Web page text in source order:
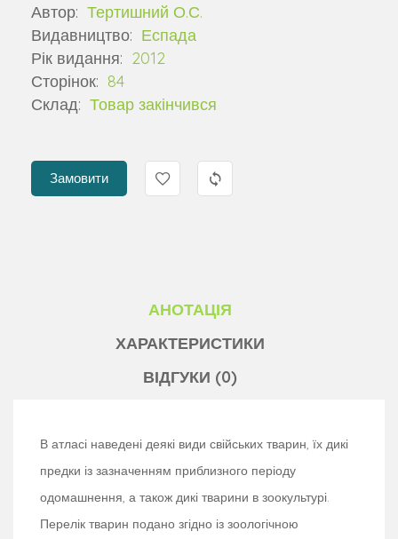
Автор: Тертишний О.С.
Видавництво: Еспада
Рік видання: 2012
Сторінок: 84
Склад: Товар закінчився
Замовити
АНОТАЦІЯ
ХАРАКТЕРИСТИКИ
ВІДГУКИ (0)
В атласі наведені деякі види свійських тварин, їх дикі
предки із зазначенням приблизного періоду
одомашнення, а також дикі тварини в зоокультурі.
Перелік тварин подано згідно із зоологічною